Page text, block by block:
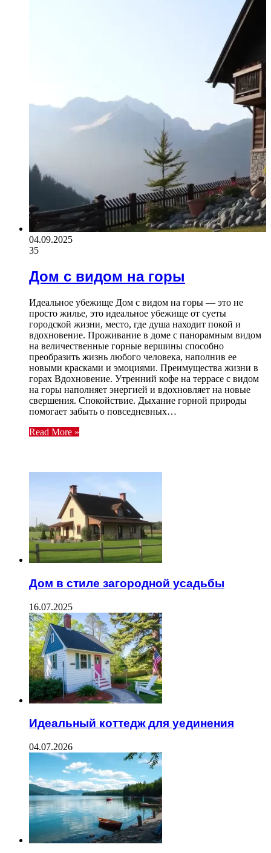
04.09.2025
35
Дом с видом на горы
Идеальное убежище Дом с видом на горы — это не
просто жилье, это идеальное убежище от суеты
городской жизни, место, где душа находит покой и
вдохновение. Проживание в доме с панорамным видом
на величественные горные вершины способно
преобразить жизнь любого человека, наполнив ее
новыми красками и эмоциями. Преимущества жизни в
горах Вдохновение. Утренний кофе на террасе с видом
на горы наполняет энергией и вдохновляет на новые
свершения. Спокойствие. Дыхание горной природы
помогает забыть о повседневных…
Read More »
Дом в стиле загородной усадьбы
16.07.2025
Идеальный коттедж для уединения
04.07.2026